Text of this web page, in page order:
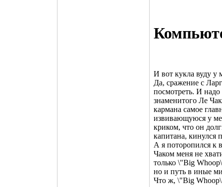
И вот кукла вуду у
Да, сражение с
посмотреть. И
знаменитого Ле
кармана самое
извивающуюся у
криком, что он
капитана, кинулся
А я поторопился к
Чаком меня не
только \"Big
но и путь в иные
Что ж, \"Big